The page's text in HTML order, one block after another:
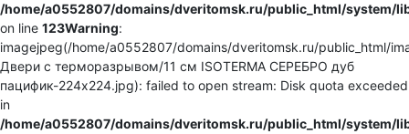
/home/a0552807/domains/dveritomsk.ru/public_html/system/
on line 123Warning:
imagejpeg(/home/a0552807/domains/dveritomsk.ru/public_html/
Двери с терморазрывом/11 см ISOTERMA СЕРЕБРО дуб
пацифик-224x224.jpg): failed to open stream: Disk quota exceeded
in
/home/a0552807/domains/dveritomsk.ru/public_html/system/